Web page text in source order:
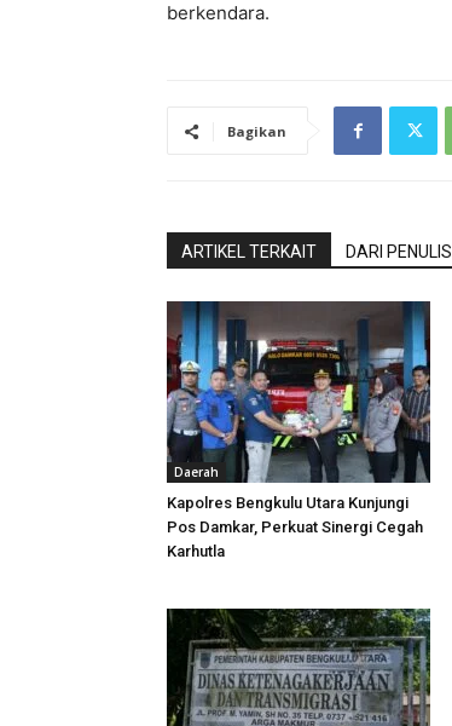
berkendara.
Bagikan
ARTIKEL TERKAIT DARI PENULIS
Daerah
Kapolres Bengkulu Utara Kunjungi
Pos Damkar, Perkuat Sinergi Cegah
Karhutla